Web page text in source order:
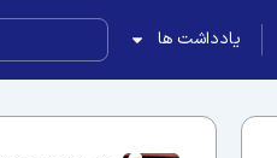
یادداشت ها